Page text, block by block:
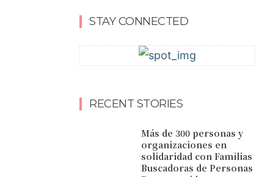
Print
STAY CONNECTED
RECENT STORIES
Más de 300 personas y
organizaciones en
solidaridad con Familias
Buscadoras de Personas